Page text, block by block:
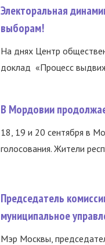
Электоральная
выборам!
На днях Центр
доклад «Процесс
В Мордовии
18, 19 и 20 сентября в
голосования. Жители
Председатель
муниципальное
Мэр Москвы,